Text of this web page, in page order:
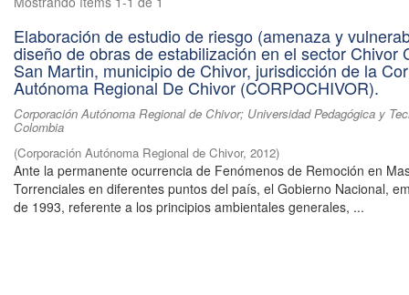
Elaboración de estudio de riesgo (amenaza y
diseño de obras de estabilización en el sector Chivor
San Martin, municipio de Chivor, jurisdicción de la
Autónoma Regional De Chivor (CORPOCHIVOR).
Corporación Autónoma Regional de Chivor; Universidad Pedagógica y
Colombia
(Corporación Autónoma Regional de Chivor, 2012)
Ante la permanente ocurrencia de Fenómenos de Remoción en
Torrenciales en diferentes puntos del país, el Gobierno Nacional,
de 1993, referente a los principios ambientales generales, ...